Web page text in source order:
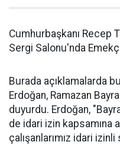
Cumhurbaşkanı Recep
Sergi Salonu'nda
Burada açıklamalarda
Erdoğan, Ramazan
duyurdu. Erdoğan,
de idari izin kapsamına
çalışanlarımız idari